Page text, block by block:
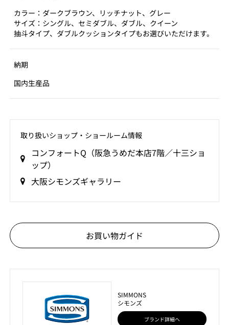
カラー：ダークブラウン、リッチナット、グレー
サイズ：シングル、セミダブル、ダブル、クイーン
抽斗タイプ、ダブルクッションタイプもお選びいただけます。
納期
国内生産品
取り扱いショップ‧ショールーム情報
コンフォートQ（阪急うめだ本店7階／十三ショ
ップ）
大阪シモンズギャラリー
お買い物ガイド
SIMMONS
シモンズ
ブランド詳細へ